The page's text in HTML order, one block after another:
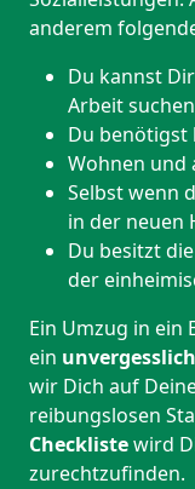
anderem
Du kannst
Arbeit suchen
Du benötigst
Wohnen und
Selbst wenn
in der neuen
Du besitzt
der
Ein Umzug in ein
ein
wir Dich auf
reibungslosen
Checklistewird
zurechtzufinden.